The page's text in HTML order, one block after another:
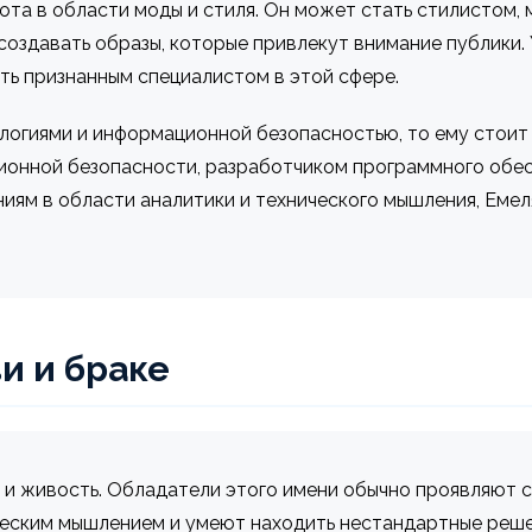
в области моды и стиля. Он может стать
образы, которые привлекут внимание
признанным специалистом в этой сфере.
и информационной безопасностью, то ему
безопасности, разработчиком программного
в области аналитики и технического мышления,
и браке
живость. Обладатели этого имени обычно проявляют
мышлением и умеют находить нестандартные